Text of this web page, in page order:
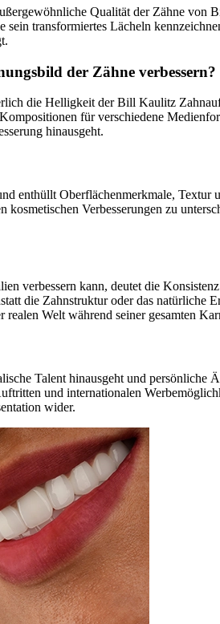
Qualität der Zähne von
transformiertes Lächeln
der Zähne verbessern?
die Helligkeit der Bill Kaulitz
für verschiedene
hinausgeht.
enthüllt Oberflächenmerkmale,
Verbesserungen zu
verbessern kann, deutet die
die Zahnstruktur oder das natürliche
Welt während seiner gesamten
Talent hinausgeht und persönliche
und internationalen
wider.